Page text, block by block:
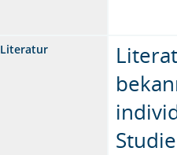
Literatur